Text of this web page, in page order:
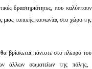
δραστηριότητες, που καλύπτουν
μιας τοπικής κοινωνίας στο χώρο της
βρίσκεται πάντοτε στο πλευρό του
άλλων σωματείων της πόλης,